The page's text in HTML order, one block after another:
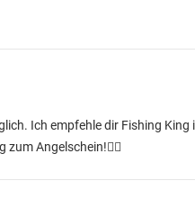
Ich empfehle dir Fishing
Angelschein!👍🏻